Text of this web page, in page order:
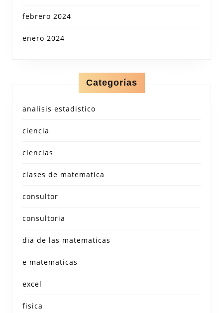
febrero 2024
enero 2024
Categorías
analisis estadistico
ciencia
ciencias
clases de matematica
consultor
consultoria
dia de las matematicas
e matematicas
excel
fisica